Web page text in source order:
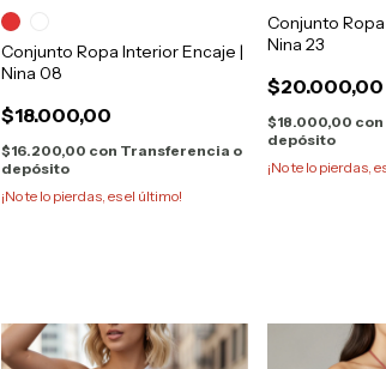
Conjunto Ropa Interior Encaje |
Nina 08
$18.000,00
$16.200,00 con Transferencia o
depósito
¡No te lo pierdas, es el último!
Conjunto
Nina 23
$20.000,00
$18.000,00 con
depósito
¡No te lo pierdas,